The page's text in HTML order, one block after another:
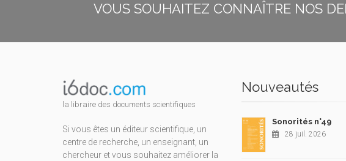
VOUS SOUHAITEZ CONNAÎTRE NOS
la libraire des documents scientifiques
Si vous êtes un éditeur scientifique, un
centre de recherche, un enseignant, un
chercheur et vous souhaitez améliorer la
Nouveautés
Sonorités n°49
28 juil. 2026